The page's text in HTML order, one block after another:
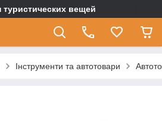
туристических вещей
Інструменти та автотовари